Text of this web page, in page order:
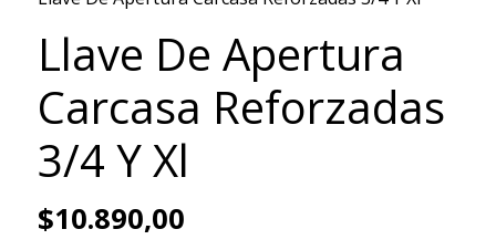
Llave De Apertura
Carcasa Reforzadas
3/4 Y Xl
$10.890,00